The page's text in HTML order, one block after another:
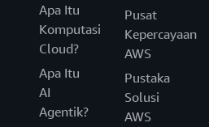
Apa Itu
Komputasi
Cloud?
Apa Itu
AI
Agentik?
Pusat
Kepercayaan
AWS
Pustaka
Solusi
AWS